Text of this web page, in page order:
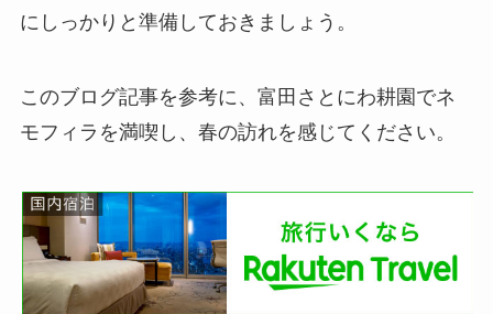
にしっかりと準備しておきましょう。
このブログ記事を参考に、富田さとにわ耕園でネ
モフィラを満喫し、春の訪れを感じてください。